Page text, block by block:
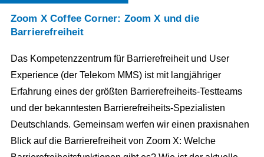
Zoom X Coffee Corner: Zoom X und die
Barrierefreiheit
Das Kompetenzzentrum für Barrierefreiheit und User
Experience (der Telekom MMS) ist mit langjähriger
Erfahrung eines der größten Barrierefreiheits-Testteams
und der bekanntesten Barrierefreiheits-Spezialisten
Deutschlands. Gemeinsam werfen wir einen praxisnahen
Blick auf die Barrierefreiheit von Zoom X: Welche